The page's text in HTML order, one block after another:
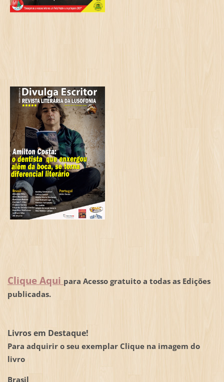
Clique Aqui para Acesso gratuito a todas as Edições
publicadas.
Livros em Destaque!
Para adquirir o seu exemplar Clique na imagem do
livro
Brasil